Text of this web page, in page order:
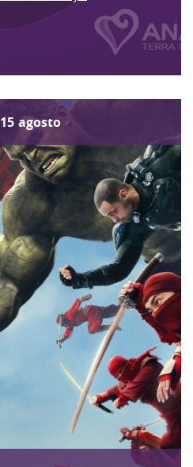
15 agosto